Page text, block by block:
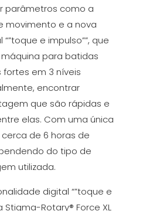
parâmetros como a
movimento e a nova
e impulso””, que
para batidas
em 3 níveis
encontrar
que são rápidas e
elas. Com uma única
de 6 horas de
do tipo de
utilizada.
digital “”toque e
Stigma-Rotary® Force XL